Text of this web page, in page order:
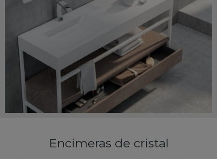
Encimeras de cristal